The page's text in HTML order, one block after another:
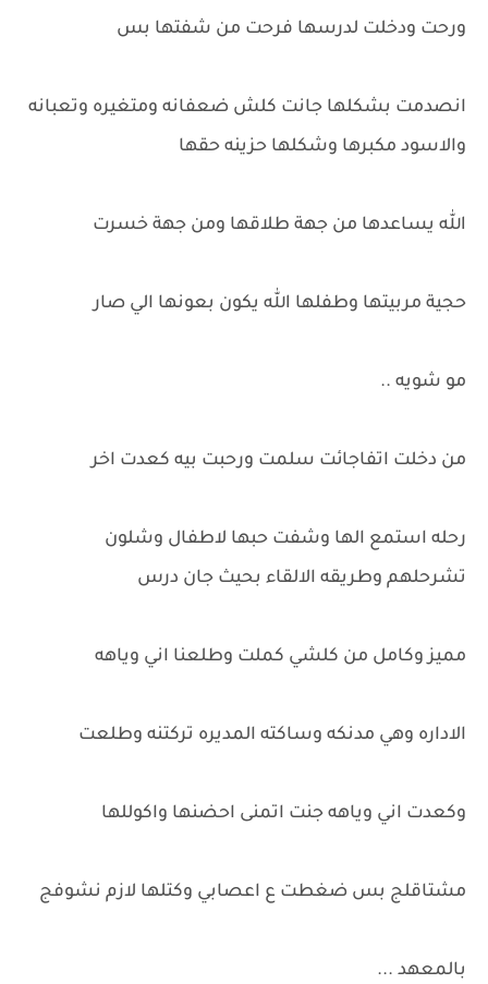
ورحت ودخلت لدرسها فرحت من شفتها بس
انصدمت بشكلها جانت كلش ضعفانه ومتغيره وتعبانه
والاسود مكبرها وشكلها حزينه حقها
الله يساعدها من جهة طلاقها ومن جهة خسرت
حجية مربيتها وطفلها الله يكون بعونها الي صار
مو شويه ..
من دخلت اتفاجائت سلمت ورحبت بيه كعدت اخر
رحله استمع الها وشفت حبها لاطفال وشلون
تشرحلهم وطريقه الالقاء بحيث جان درس
مميز وكامل من كلشي كملت وطلعنا اني وياهه
الاداره وهي مدنكه وساكته المديره تركتنه وطلعت
وكعدت اني وياهه جنت اتمنى احضنها واكوللها
مشتاقلج بس ضغطت ع اعصابي وكتلها لازم نشوفج
بالمعهد ...